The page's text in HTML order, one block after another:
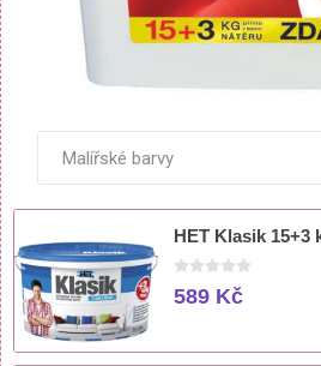
ZOBRAZIT
HET Klasik 15+3
589 Kč